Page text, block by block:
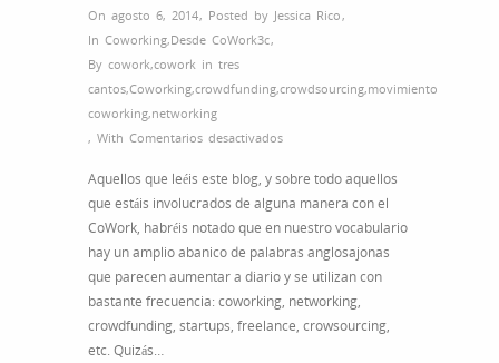
On agosto 6, 2014, Posted by Jessica Rico,
In Coworking,Desde CoWork3c,
By cowork,cowork in tres
cantos,Coworking,crowdfunding,crowdsourcing,movimiento
coworking,networking
, With Comentarios desactivadosen
Definiciones:
Siguiendo
a
la
multitud
Aquellos que leéis este blog, y sobre todo aquellos
que estáis involucrados de alguna manera con el
CoWork, habréis notado que en nuestro vocabulario
hay un amplio abanico de palabras anglosajonas
que parecen aumentar a diario y se utilizan con
bastante frecuencia: coworking, networking,
crowdfunding, startups, freelance, crowsourcing,
etc. Quizás…